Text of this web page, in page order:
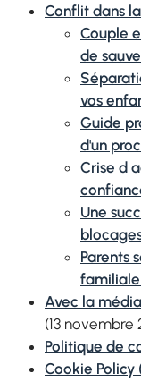
Conflit dans
Couple
de
vos
Guide
d'un
Crise d
Une
Parents
Avec la
(13 novembre
Politique de
Cookie Policy